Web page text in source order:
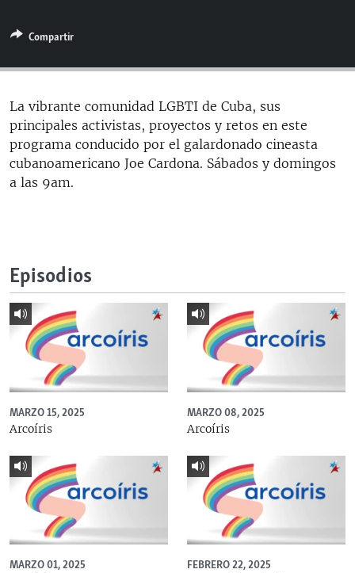
ESPECIALES
ESPECIALES
LA REALIDAD DE LA VIVIENDA EN CUBA
SER VIEJO EN CUBA
KENTU-CUBANO
LOS SANTOS DE HIALEAH
MULTIMEDIA
EDITORIALES
SÍGUENOS
Compartir
La vibrante comunidad LGBTI de Cuba, sus
principales activistas, proyectos y retos en este
programa conducido por el galardonado cineasta
cubanoamericano Joe Cardona. Sábados y domingos
a las 9am.
Episodios
MARZO 15, 2025
Arcoíris
MARZO 08, 2025
Arcoíris
MARZO 01, 2025
FEBRERO 22, 2025